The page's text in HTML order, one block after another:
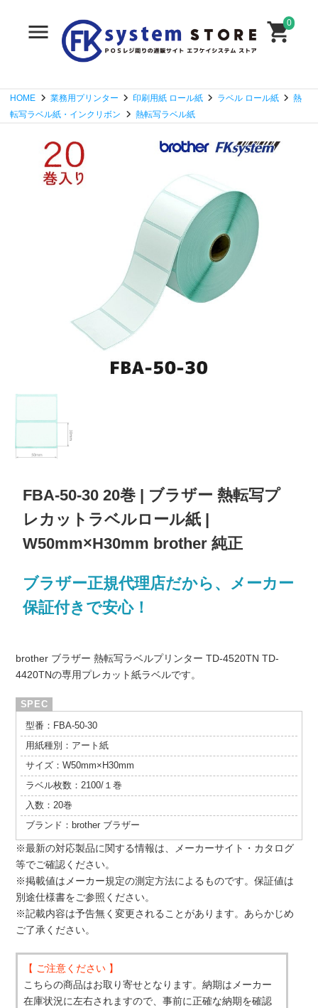
0
HOME 業務用プリンター 印刷用紙 ロール紙 ラベル ロール紙
熱
転写ラベル紙・インクリボン
熱転写ラベル紙
FBA-50-30 20巻 | ブラザー 熱転写プ
レカットラベルロール紙 |
W50mm×H30mm brother 純正
ブラザー正規代理店だから、メーカー
保証付きで安心！
brother ブラザー 熱転写ラベルプリンター TD-4520TN TD-
4420TNの専用プレカット紙ラベルです。
型番：FBA-50-30
用紙種別：アート紙
サイズ：W50mm×H30mm
ラベル枚数：2100/１巻
入数：20巻
ブランド：brother ブラザー
※最新の対応製品に関する情報は、メーカーサイト・カタログ
等でご確認ください。
※掲載値はメーカー規定の測定方法によるものです。保証値は
別途仕様書をご参照ください。
※記載内容は予告無く変更されることがあります。あらかじめ
ご了承ください。
【 ご注意ください 】
こちらの商品はお取り寄せとなります。納期はメーカー
在庫状況に左右されますので、事前に正確な納期を確認